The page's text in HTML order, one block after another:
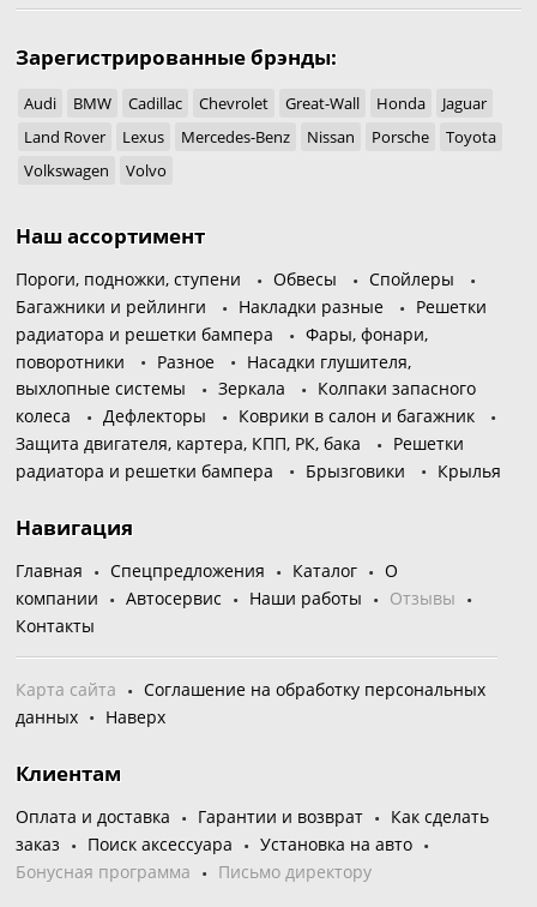
Зарегистрированные брэнды:
Audi BMW Cadillac Chevrolet Great-Wall Honda
Jaguar
Land Rover
Lexus Mercedes-Benz Nissan Porsche
Toyota
Volkswagen
Volvo
Наш ассортимент
Пороги, подножки, ступени Обвесы
Спойлеры
Багажники и рейлинги
Накладки разные
Решетки
радиатора и решетки бампера
Фары, фонари,
поворотники
Разное
Насадки глушителя,
выхлопные системы
Зеркала
Колпаки запасного
колеса
Дефлекторы
Коврики в салон и багажник
Защита двигателя, картера, КПП, РК, бака
Решетки
радиатора и решетки бампера
Брызговики Крылья
Навигация
Главная Спецпредложения Каталог
О
компании
Автосервис Наши работы
Отзывы
Контакты
Карта сайта
Соглашение на обработку персональных
данных
Наверх
Клиентам
Оплата и доставка Гарантии и возврат
Как сделать
заказ
Поиск аксессуара
Установка на авто
Бонусная программа
Письмо директору